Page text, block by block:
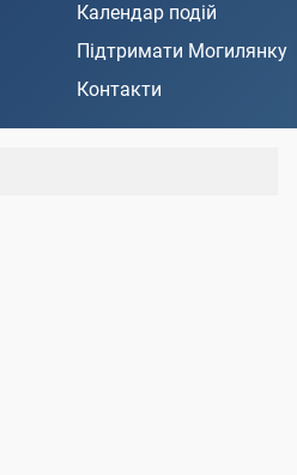
Календар подій
Підтримати Могилянку
Контакти